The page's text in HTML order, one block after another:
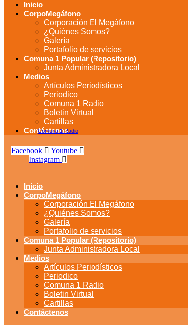
Inicio
CorpoMegáfono
Corporación El Megáfono
¿Quiénes Somos?
Galería
Portafolio de servicios
Comuna 1 Popular (Repositorio)
Junta Administradora Local
Medios
Artículos Periodísticos
Periodico
Comuna 1 Radio
Boletin Virtual
Cartillas
Contáctenos
Comuna 1 Radio
Facebook
Youtube
Instagram
Inicio
CorpoMegáfono
Corporación El Megáfono
¿Quiénes Somos?
Galería
Portafolio de servicios
Comuna 1 Popular (Repositorio)
Junta Administradora Local
Medios
Artículos Periodísticos
Periodico
Comuna 1 Radio
Boletin Virtual
Cartillas
Contáctenos